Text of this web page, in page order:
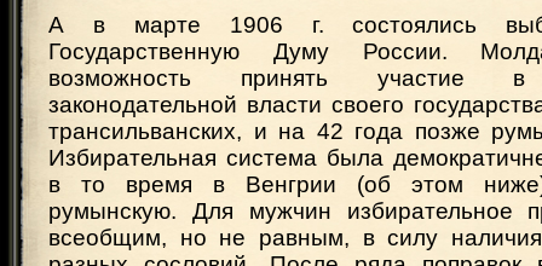
А в марте 1906 г. состоялись
Государственную Думу России.
возможность принять участие в
законодательной власти своего
трансильванских, и на 42 года позже
Избирательная система была
в то время в Венгрии (об этом
румынскую. Для мужчин избирательное
всеобщим, но не равным, в силу наличия